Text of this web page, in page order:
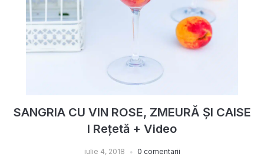
SANGRIA CU VIN ROSE, ZMEURĂ ȘI CAISE
I Rețetă + Video
iulie 4, 2018 0 comentarii